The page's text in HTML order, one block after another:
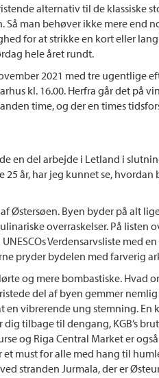
alternativ til de klassiske
Så man behøver ikke mere end
for at strikke en kort eller
hele året rundt.
2021 med tre ugentlige
kl. 16.00. Herfra går det på
time, og der en times
en del arbejde i Letland i
år, har jeg kunnet se,
Østersøen. Byen byder på alt
overraskelser. På listen
Verdensarvsliste med
pryder bydelen med farverig
og mere bombastiske. Hvad
del af byen gemmer
en vibrerende ung stemning.
tilbage til dengang, KGB’s
og Riga Central Market er
must for alle med hang til
stranden Jurmala, der er